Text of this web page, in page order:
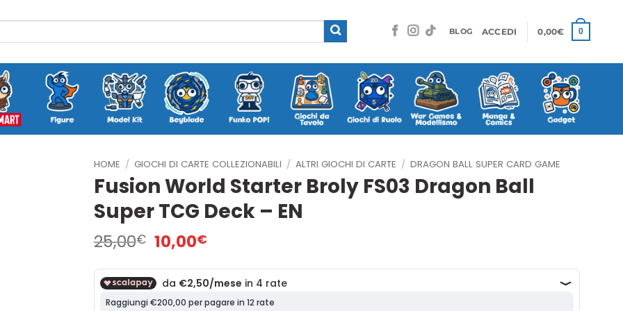
BLOG ACCEDI 0,00€ 0
HOME / GIOCHI DI CARTE COLLEZIONABILI / ALTRI GIOCHI DI CARTE / DRAGON BALL SUPER CARD GAME
Fusion World Starter Broly FS03 Dragon Ball
Super TCG Deck – EN
25,00€ Il
prezzo
originale
era:
25,00€.
10,00€Il
attuale
è:
10,00€.